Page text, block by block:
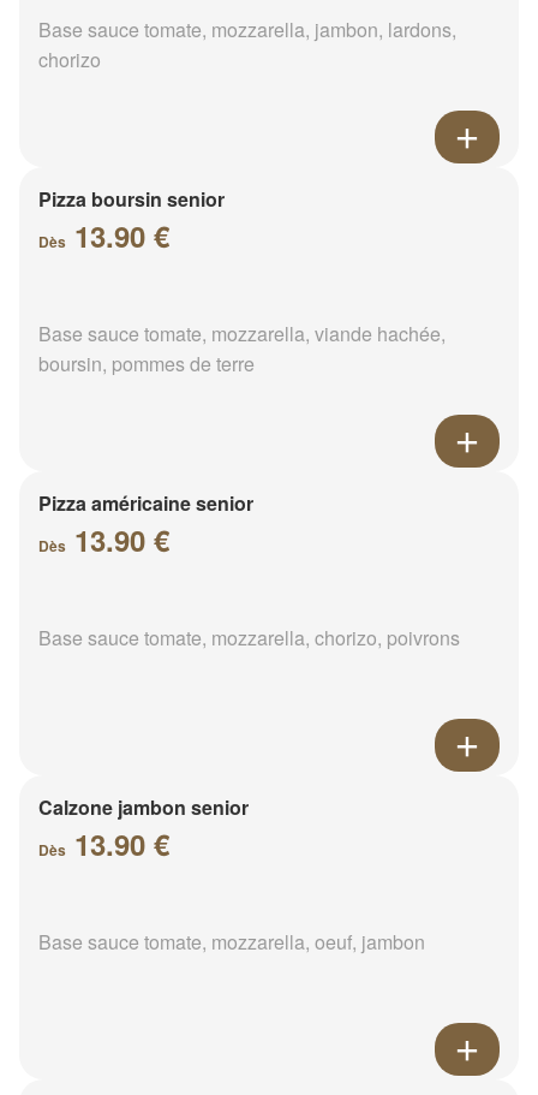
Base sauce tomate, mozzarella, jambon, lardons,
chorizo
Pizza boursin senior
Dès 13.90 €
Base sauce tomate, mozzarella, viande hachée,
boursin, pommes de terre
Pizza américaine senior
Dès 13.90 €
Base sauce tomate, mozzarella, chorizo, poivrons
Calzone jambon senior
Dès 13.90 €
Base sauce tomate, mozzarella, oeuf, jambon